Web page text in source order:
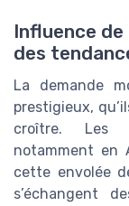
Influence
des
La demande
prestigieux,
croître. Les
notamment en
cette envolée
s’échangent